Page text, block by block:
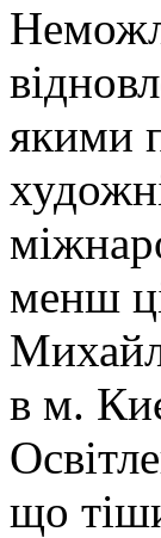
якими
менш
в м.
що